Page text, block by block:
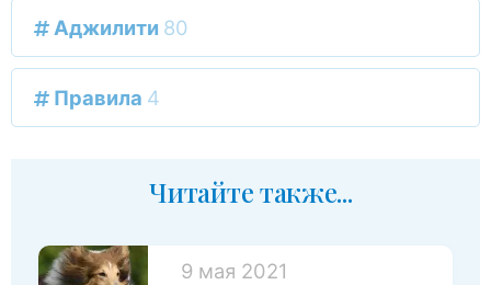
Аджилити 80
Правила 4
Читайте также...
9 мая 2021